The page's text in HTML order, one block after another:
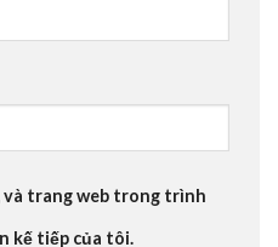
và trang web trong trình
kế tiếp của tôi.